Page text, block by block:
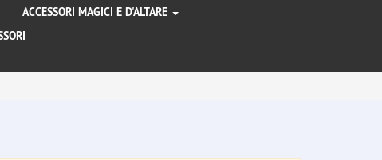
ACCESSORI MAGICI E D'ALTARE